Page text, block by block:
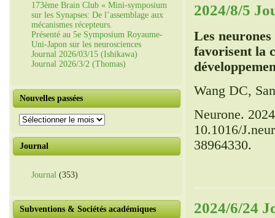
173ème Brain Club « Mini-symposium
sur les Synapses: De l’assemblage aux
mécanismes récepteurs.
Présenté au 5e Symposium Royaume-
Uni-Japon sur les neurosciences
Journal 2026/03/15 (Ishikawa)
Journal 2026/3/2 (Thomas)
Nouvelles passées
Nouvelles
passées
Journal
Journal (353)
Subventions & Sociétés académiques
2024/8/5
Les
favorisent la
Wang DC,
Neurone.
10.1016/
38964330.
2024/6/24